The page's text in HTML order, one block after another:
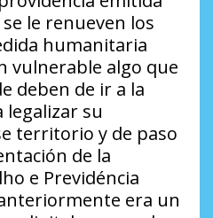
le renueven los
humanitaria
vulnerable algo que
deben de ir a la
legalizar su
territorio y de paso
de la
e Previdéncia
anteriormente era un